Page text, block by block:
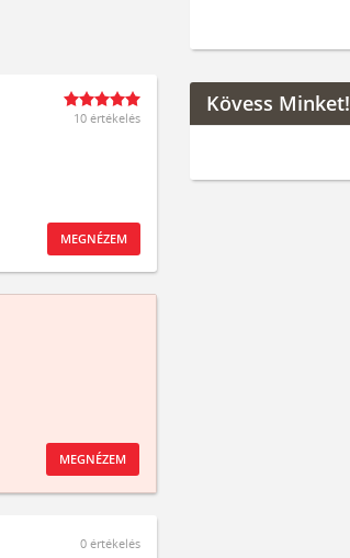
10 értékelés
MEGNÉZEM
MEGNÉZEM
0 értékelés
Kövess Minket!